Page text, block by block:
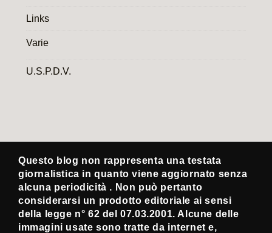
Links
Varie
U.S.P.D.V.
Questo blog non rappresenta una testata
giornalistica in quanto viene aggiornato senza
alcuna periodicità . Non può pertanto
considerarsi un prodotto editoriale ai sensi
della legge n° 62 del 07.03.2001. Alcune delle
immagini usate sono tratte da internet e,